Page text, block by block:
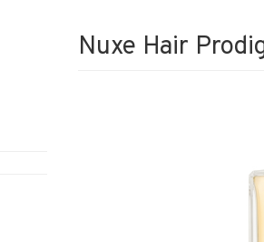
Nuxe Hair